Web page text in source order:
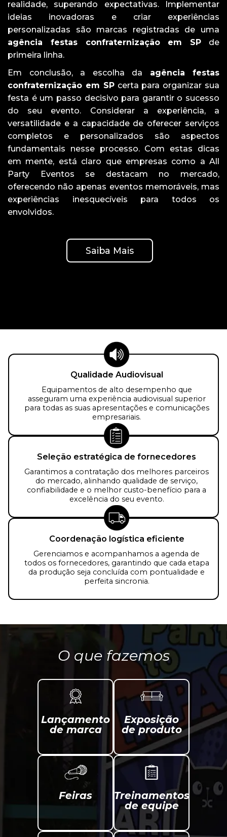
realidade, superando expectativas. Implementar
ideias inovadoras e criar experiências
personalizadas são marcas registradas de uma
agência festas confraternização em SP de
primeira linha.
Em conclusão, a escolha da agência festas
confraternização em SPcerta para organizar sua
festa é um passo decisivo para garantir o sucesso
do seu evento. Considerar a experiência, a
versatilidade e a capacidade de oferecer serviços
completos e personalizados são aspectos
fundamentais nesse processo. Com estas dicas
em mente, está claro que empresas como a All
Party Eventos se destacam no mercado,
oferecendo não apenas eventos memoráveis, mas
experiências inesquecíveis para todos os
envolvidos.
Saiba Mais
Qualidade Audiovisual
Equipamentos de alto desempenho que
asseguram uma experiência audiovisual superior
para todas as suas apresentações e comunicações
empresariais.
Seleção estratégica de fornecedores
Garantimos a contratação dos melhores parceiros
do mercado, alinhando qualidade de serviço,
confiabilidade e o melhor custo-benefício para a
excelência do seu evento.
Coordenação logística eficiente
Gerenciamos e acompanhamos a agenda de
todos os fornecedores, garantindo que cada etapa
da produção seja concluída com pontualidade e
perfeita sincronia.
O que fazemos
Lançamento
de marca
Exposição
de produto
Feiras
Treinamentos
de equipe